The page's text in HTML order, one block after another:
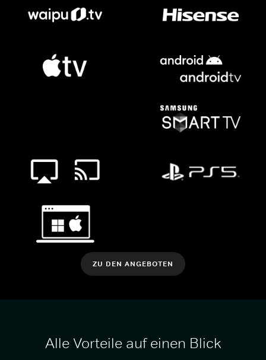
ZU DEN ANGEBOTEN
Alle Vorteile auf einen Blick